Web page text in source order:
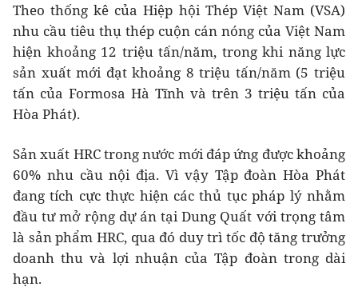
Theo thống kê của Hiệp hội Thép Việt Nam (VSA)
nhu cầu tiêu thụ thép cuộn cán nóng của Việt Nam
hiện khoảng 12 triệu tấn/năm, trong khi năng lực
sản xuất mới đạt khoảng 8 triệu tấn/năm (5 triệu
tấn của Formosa Hà Tĩnh và trên 3 triệu tấn của
Hòa Phát).
Sản xuất HRC trong nước mới đáp ứng được khoảng
60% nhu cầu nội địa. Vì vậy Tập đoàn Hòa Phát
đang tích cực thực hiện các thủ tục pháp lý nhằm
đầu tư mở rộng dự án tại Dung Quất với trọng tâm
là sản phẩm HRC, qua đó duy trì tốc độ tăng trưởng
doanh thu và lợi nhuận của Tập đoàn trong dài
hạn.